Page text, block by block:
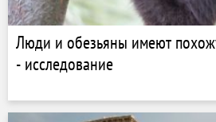
Люди и обезьяны имеют
- исследование